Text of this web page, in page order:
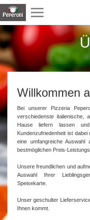
Toggle
navigation
Willkommen
Bei unserer Pizzeria
verschiedenste italienische,
Hause liefern lassen
Kundenzufriedenheit ist
eine umfangreiche Auswahl
bestmöglichen Preis-
Unsere freundlichen und
Auswahl Ihrer
Speisekarte.
Unser geschulter
Ihnen kommt.